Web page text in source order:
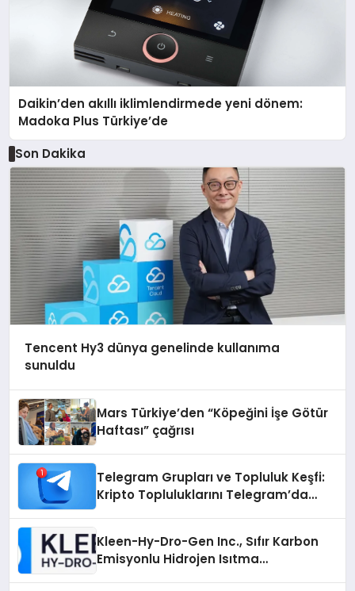
Daikin’den akıllı iklimlendirmede yeni dönem:
Madoka Plus Türkiye’de
Son Dakika
Tencent Hy3 dünya genelinde kullanıma
sunuldu
Mars Türkiye’den “Köpeğini İşe Götür
Haftası” çağrısı
Telegram Grupları ve Topluluk Keşfi:
Kripto Topluluklarını Telegram’da
Kleen-Hy-Dro-Gen Inc., Sıfır Karbon
Emisyonlu Hidrojen Isıtma